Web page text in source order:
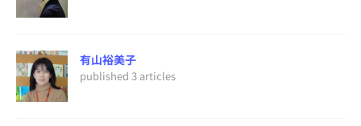
有山裕美子
published 3 articles